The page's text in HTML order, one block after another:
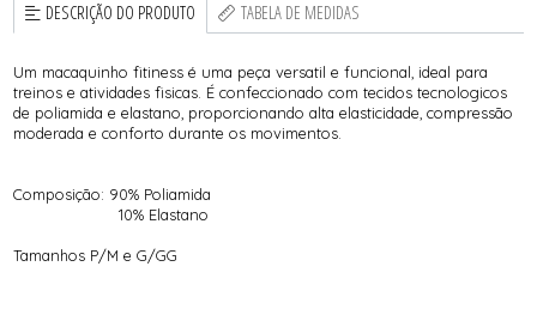
DESCRIÇÃO DO PRODUTO TABELA DE MEDIDAS
Um macaquinho fitiness é uma peça versatil e funcional, ideal para
treinos e atividades fisicas. É confeccionado com tecidos tecnologicos
de poliamida e elastano, proporcionando alta elasticidade, compressão
moderada e conforto durante os movimentos.
Composição: 90% Poliamida
10% Elastano
Tamanhos P/M e G/GG